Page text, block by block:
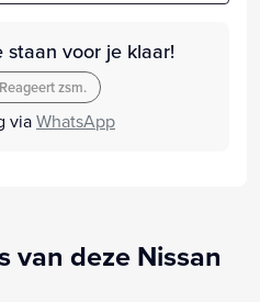
staan voor je klaar!
Reageert zsm.
viaWhatsApp
van deze Nissan